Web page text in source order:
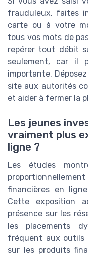
frauduleux, faites
carte ou à votre
tous vos mots de
repérer tout débit
seulement, car il
importante.
site aux autorités
et aider à fermer la
Les jeunes
vraiment plus
ligne ?
Les études
financières en
Cette exposition
présence sur les
les placements
fréquent aux outils
sur les produits